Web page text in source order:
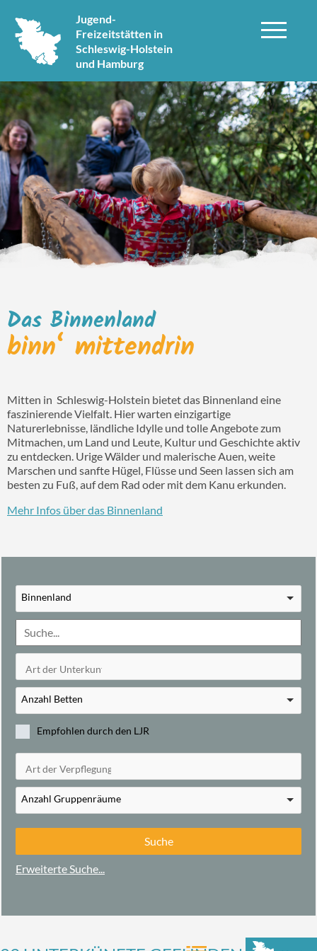
Jugend-
Freizeitstätten in
Schleswig-Holstein
und Hamburg
Das Binnenland
binn‘ mittendrin
Mitten in Schleswig-Holstein bietet das Binnenland eine
faszinierende Vielfalt. Hier warten einzigartige
Naturerlebnisse, ländliche Idylle und tolle Angebote zum
Mitmachen, um Land und Leute, Kultur und Geschichte aktiv
zu entdecken. Urige Wälder und malerische Auen, weite
Marschen und sanfte Hügel, Flüsse und Seen lassen sich am
besten zu Fuß, auf dem Rad oder mit dem Kanu erkunden.
Mehr Infos über das Binnenland
Binnenland
Anzahl Betten
Empfohlen durch den LJR
Anzahl Gruppenräume
Erweiterte Suche...